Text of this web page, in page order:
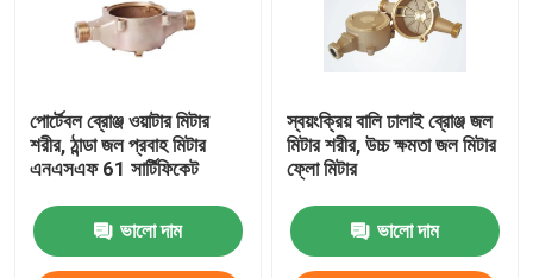
পোর্টেবল ব্রোঞ্জ ওয়াটার মিটার
শরীর, ঠান্ডা জল প্রবাহ মিটার
এনএসএফ 61 সার্টিফিকেট
ভালো দাম
স্বয়ংক্রিয় বালি ঢালাই ব্রোঞ্জ জল
মিটার শরীর, উচ্চ ক্ষমতা জল মিটার
ফ্লো মিটার
ভালো দাম